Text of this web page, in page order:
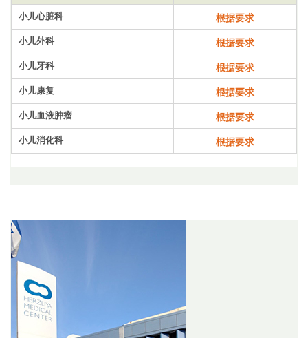
小儿心脏科 根据要求
小儿外科 根据要求
小儿牙科 根据要求
小儿康复 根据要求
小儿血液肿瘤 根据要求
小儿消化科 根据要求